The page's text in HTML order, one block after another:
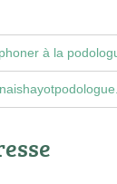
à la